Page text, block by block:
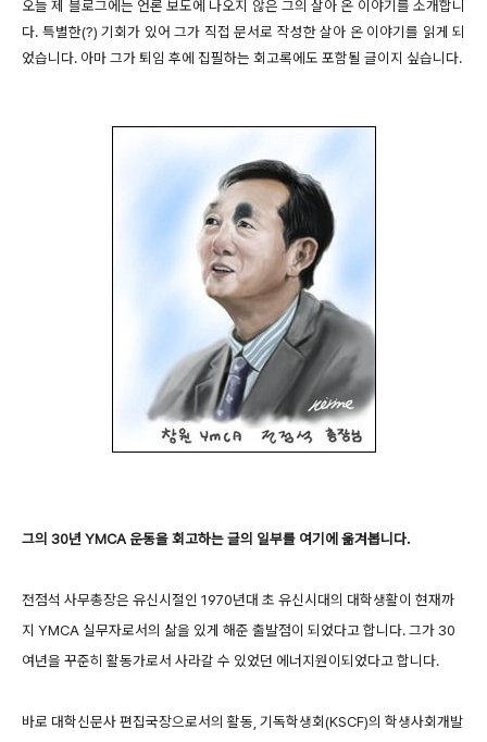
오늘 제 블로그에는 언론 보도에 나오지 않은 그의 살아 온 이야기를 소개합니
다. 특별한(?) 기회가 있어 그가 직접 문서로 작성한 살아 온 이야기를 읽게 되
었습니다. 아마 그가 퇴임 후에 집필하는 회고록에도 포함될 글이지 싶습니다.
그의 30년 YMCA 운동을 회고하는 글의 일부를 여기에 옮겨봅니다.
전점석 사무총장은 유신시절인 1970년대 초 유신시대의 대학생활이 현재까
지 YMCA 실무자로서의 삶을 있게 해준 출발점이 되었다고 합니다. 그가 30
여년을 꾸준히 활동가로서 사라갈 수 있었던 에너지원이되었다고 합니다.
바로 대학신문사 편집국장으로서의 활동, 기독학생회(KSCF)의 학생사회개발